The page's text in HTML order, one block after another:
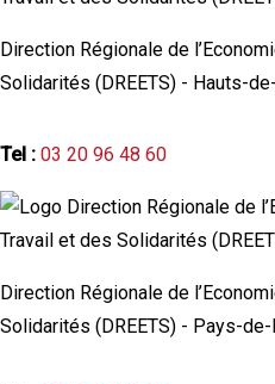
Direction Régionale de
Solidarités (DREETS) - Hauts-
Tel : 03 20 96 48 60
Direction Régionale de
Solidarités (DREETS) - Pays-